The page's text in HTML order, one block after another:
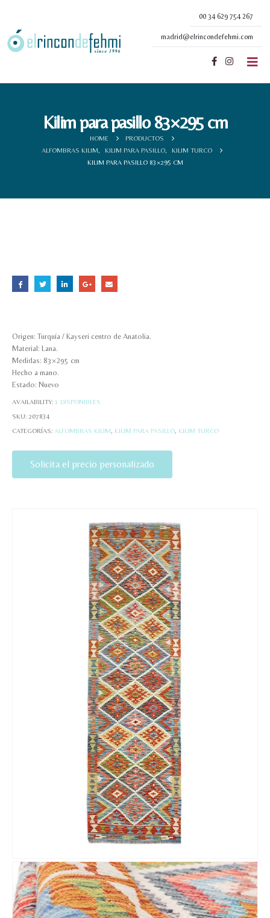
00 34 629 754 267
madrid@elrincondefehmi.com
Kilim para pasillo 83×295 cm
HOME
PRODUCTOS
ALFOMBRAS KILIM
KILIM PARA PASILLO,
KILIM TURCO
KILIM PARA PASILLO 83×295 CM
Origen: Turquía / Kayseri centro de Anatolia.
Material: Lana.
Medidas: 83×295 cm
Hecho a mano.
Estado: Nuevo
AVAILABILITY: 1 DISPONIBLES
SKU: 207834
CATEGORÍAS: ALFOMBRAS KILIM KILIM PARA PASILLO KILIM TURCO
Solicita el precio personalizado